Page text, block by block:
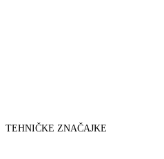
TEHNIČKE ZNAČAJKE